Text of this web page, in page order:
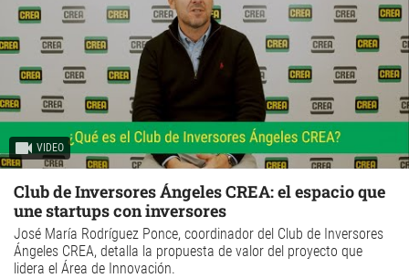
VIDEO
Club de Inversores Ángeles CREA: el espacio que
une startups con inversores
José María Rodríguez Ponce, coordinador del Club de Inversores
Ángeles CREA, detalla la propuesta de valor del proyecto que
lidera el Área de Innovación.